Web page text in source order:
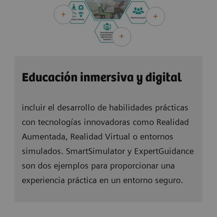
pueden aprender completamente autodirigidos,
ya que el aprendizaje híbrido ofrece un alto nivel
Educación inmersiva y digital
incluir el desarrollo de habilidades prácticas
con tecnologías innovadoras como Realidad
Aumentada, Realidad Virtual o entornos
simulados. SmartSimulator y ExpertGuidance
son dos ejemplos para proporcionar una
experiencia práctica en un entorno seguro.